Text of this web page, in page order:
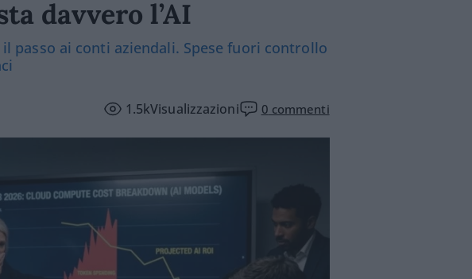
davvero l’AI
passo ai conti aziendali. Spese fuori controllo
1.5kVisualizzazioni 0 commenti